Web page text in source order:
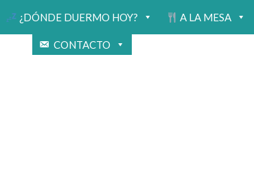
¿DÓNDE DUERMO HOY? A LA MESA
CONTACTO